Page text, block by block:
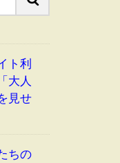
ト利
大人
見せ
ちの